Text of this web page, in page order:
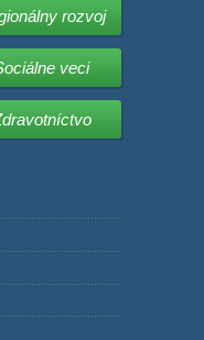
rozvoj
veci